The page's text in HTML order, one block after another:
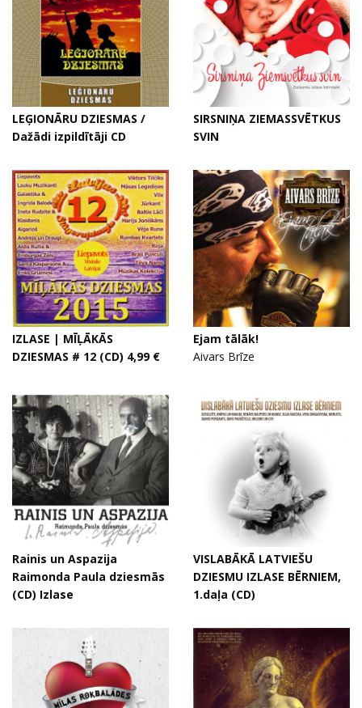
LEĢIONĀRU DZIESMAS /
Dažādi izpildītāji CD
SIRSNIŅA ZIEMASSVĒTKUS
SVIN
IZLASE | MĪĻĀKĀS
DZIESMAS # 12 (CD) 4,99 €
Ejam tālāk!
Aivars Brīze
Rainis un Aspazija
Raimonda Paula dziesmās
(CD) Izlase
VISLABĀKĀ LATVIEŠU
DZIESMU IZLASE BĒRNIEM,
1.daļa (CD)